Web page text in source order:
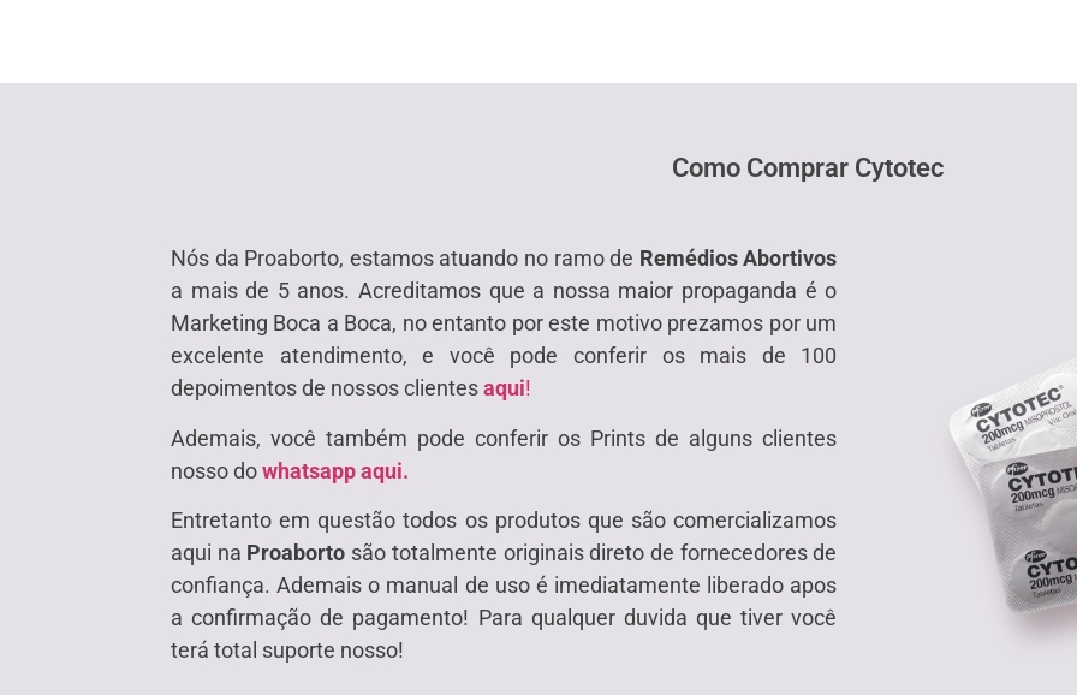
Como Comprar Cytotec
Nós da Proaborto, estamos atuando no ramo de Remédios Abortivos
a mais de 5 anos. Acreditamos que a nossa maior propaganda é o
Marketing Boca a Boca, no entanto por este motivo prezamos por um
excelente atendimento, e você pode conferir os mais de 100
depoimentos de nossos clientesaqui!
Ademais, você também pode conferir os Prints de alguns clientes
nosso dowhatsapp aqui.
Entretanto em questão todos os produtos que são comercializamos
aqui na Proaborto são totalmente originais direto de fornecedores de
confiança. Ademais o manual de uso é imediatamente liberado apos
a confirmação de pagamento! Para qualquer duvida que tiver você
terá total suporte nosso!